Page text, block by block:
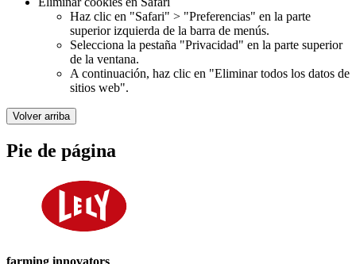
Haz clic en "Safari" > "Preferencias" en la parte
superior izquierda de la barra de menús.
Selecciona la pestaña "Privacidad" en la parte superior
de la ventana.
A continuación, haz clic en "Eliminar todos los datos de
sitios web".
Volver arriba
Pie de página
farming innovators